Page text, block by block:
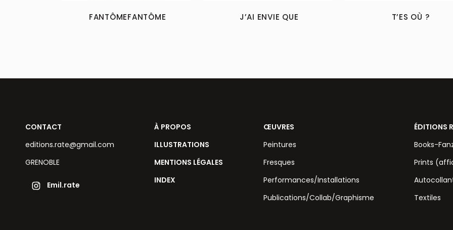
FANTÔMEFANTÔME J’AI ENVIE QUE T’ES OÙ ?
CONTACT
editions.rate@gmail.com
GRENOBLE
Emil.rate
À PROPOS
ILLUSTRATIONS
MENTIONS LÉGALES
INDEX
ŒUVRES
Peintures
Fresques
Performances/Installations
Publications/Collab/Graphisme
ÉDITIONS
Books-
Prints
Textiles